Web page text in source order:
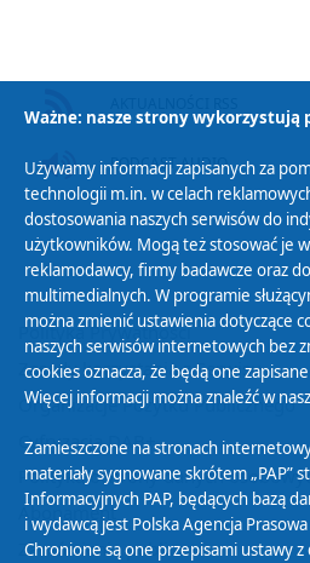
PODCAST AUDIO
Polityka Prywatności
Zasady korzystania z Serwisu
Organizacje Pożytku Publicznego
Cyfryzacja DAB+
Polityka ochrony danych
Abonament
Zamówienia publiczne
Ważne: nasze strony wykorzystują
Używamy informacji zapisanych za
technologii m.in. w celach
dostosowania naszych serwisów do
użytkowników. Mogą też stosować je
reklamodawcy, firmy badawcze oraz
multimedialnych. W programie
można zmienić ustawienia dotyczące
naszych serwisów internetowych bez
cookies oznacza, że będą one
Więcej informacji można znaleźć w
Zamieszczone na stronach
materiały sygnowane skrótem „PAP”
Informacyjnych PAP, będących bazą
i wydawcą jest Polska Agencja
Chronione są one przepisami ustawy